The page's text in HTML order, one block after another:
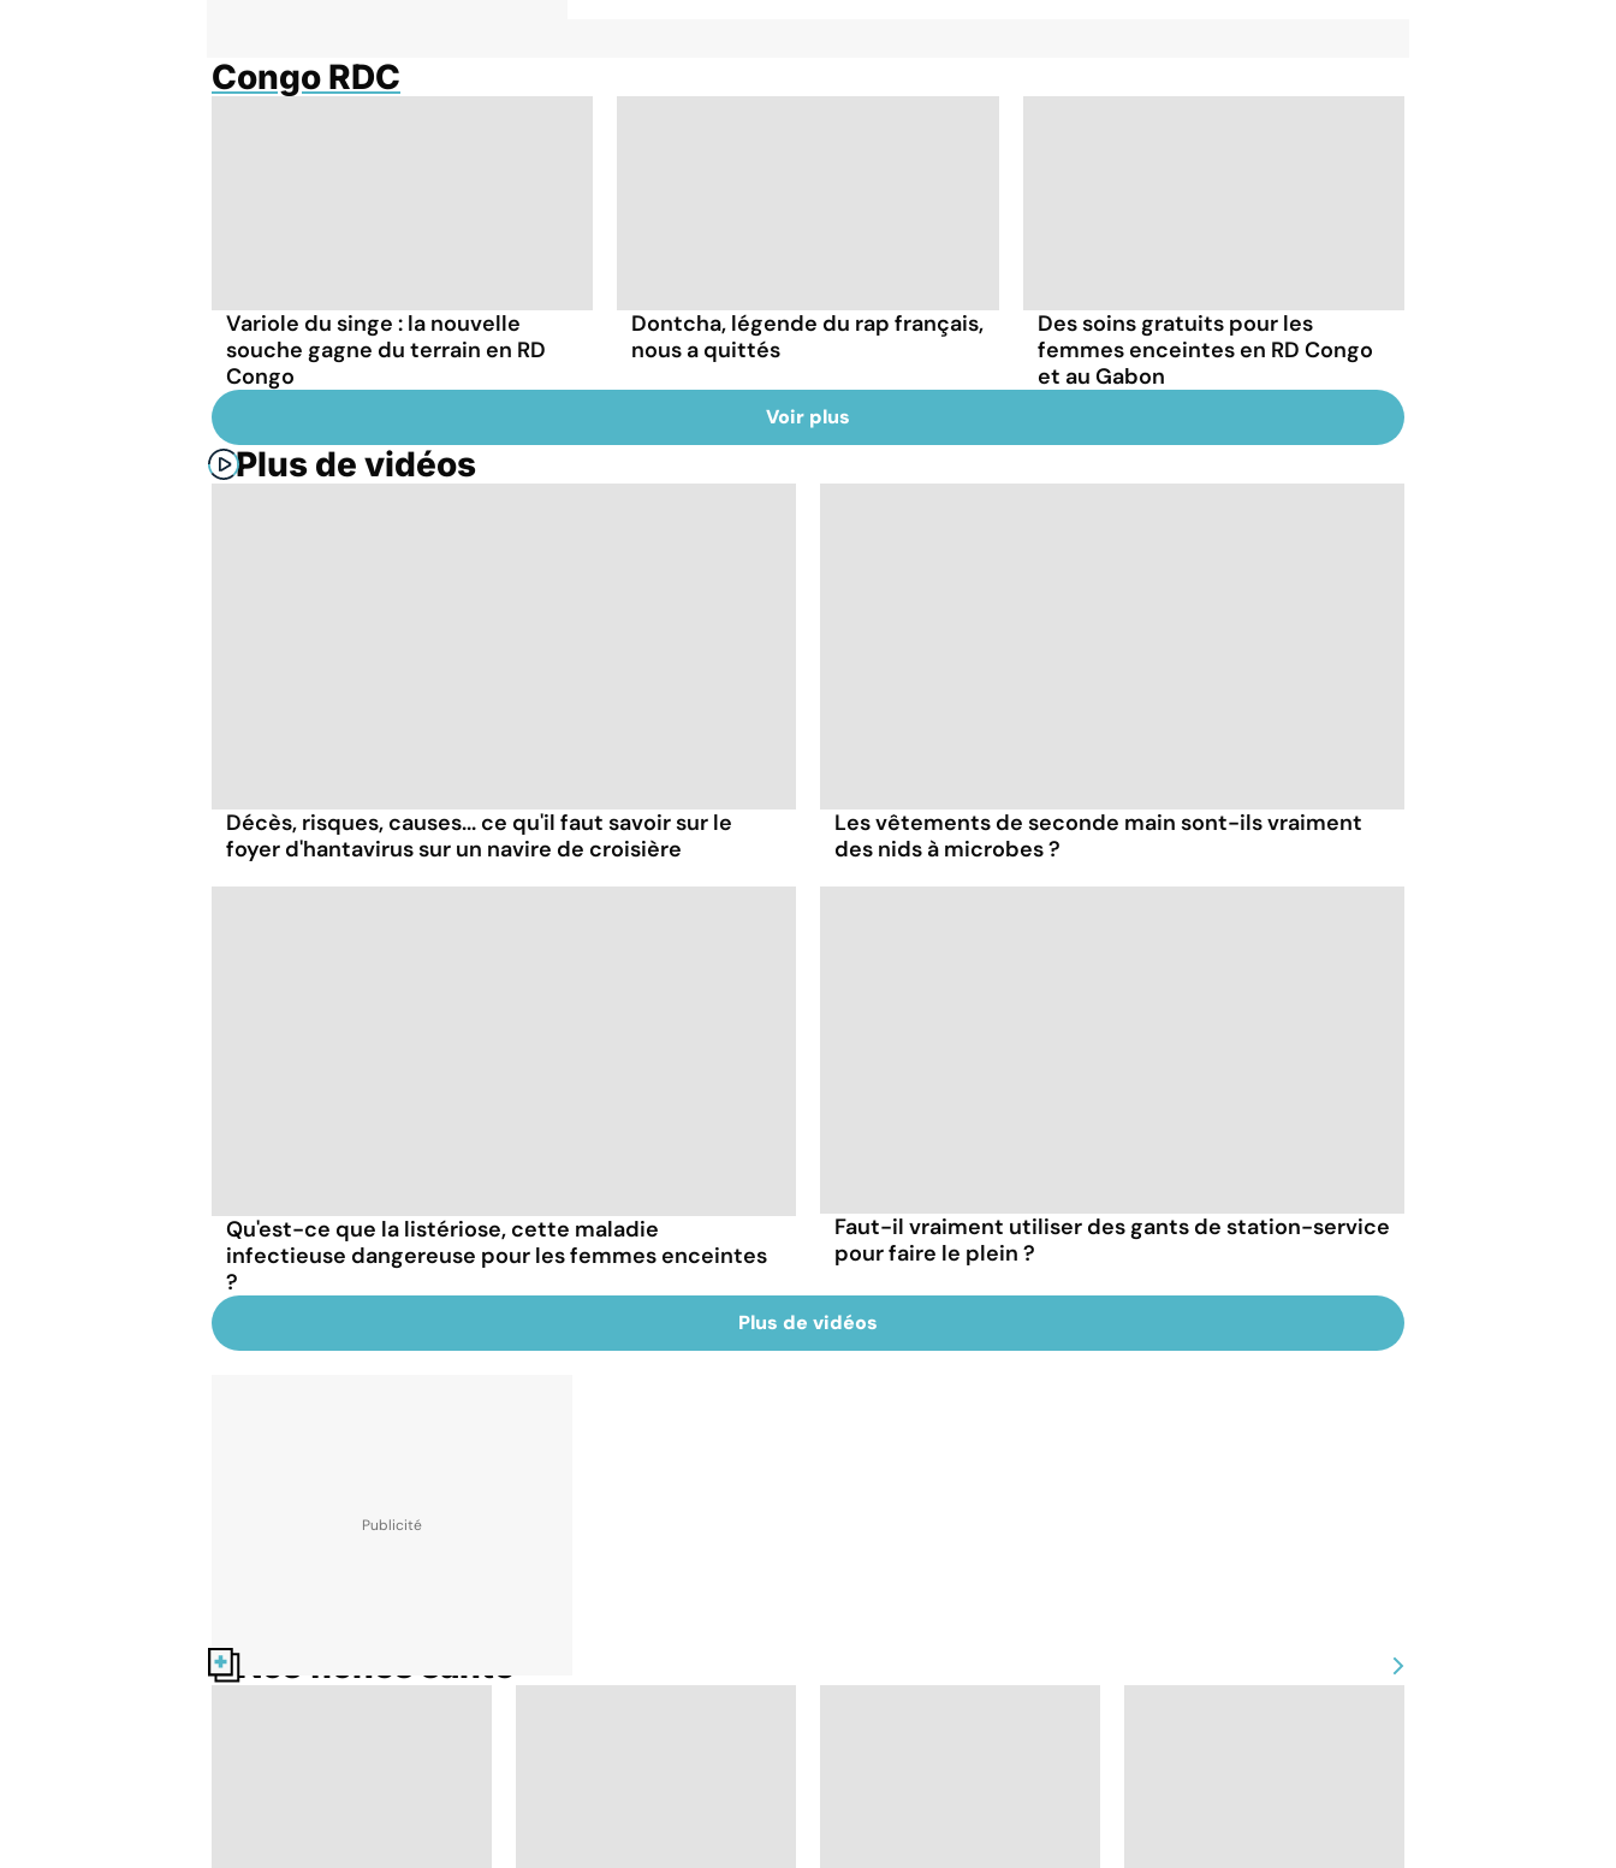
Congo RDC
Variole du singe : la nouvelle
souche gagne du terrain en RD
Congo
Dontcha, légende du rap français,
nous a quittés
Des soins gratuits pour les
femmes enceintes en RD Congo
et au Gabon
Voir plus
Plus de vidéos
Décès, risques, causes... ce qu'il faut savoir sur le
foyer d'hantavirus sur un navire de croisière
Les vêtements de seconde main sont-ils vraiment
des nids à microbes ?
Qu'est-ce que la listériose, cette maladie
infectieuse dangereuse pour les femmes enceintes
?
Faut-il vraiment utiliser des gants de station-service
pour faire le plein ?
Plus de vidéos
Nos fiches santé